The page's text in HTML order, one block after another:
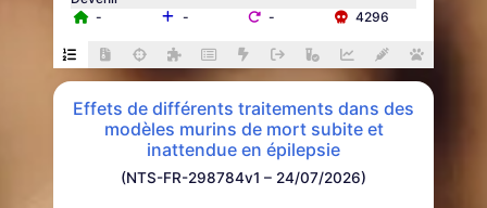
-
- - 4296
Effets de différents traitements dans des
modèles murins de mort subite et
inattendue en épilepsie
(NTS-FR-298784v1 – 24/07/2026)